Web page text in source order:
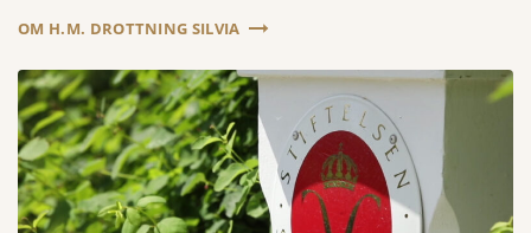
OM H.M. DROTTNING SILVIA